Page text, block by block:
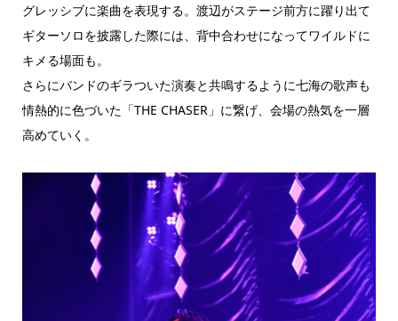
グレッシブに楽曲を表現する。渡辺がステージ前方に躍り出て
ギターソロを披露した際には、背中合わせになってワイルドに
キメる場面も。
さらにバンドのギラついた演奏と共鳴するように七海の歌声も
情熱的に色づいた「THE CHASER」に繋げ、会場の熱気を一層
高めていく。